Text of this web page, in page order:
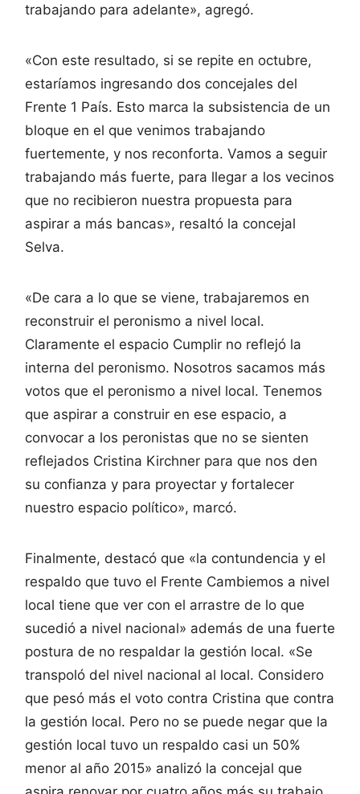
trabajando para adelante», agregó.
«Con este resultado, si se repite en octubre,
estaríamos ingresando dos concejales del
Frente 1 País. Esto marca la subsistencia de un
bloque en el que venimos trabajando
fuertemente, y nos reconforta. Vamos a seguir
trabajando más fuerte, para llegar a los vecinos
que no recibieron nuestra propuesta para
aspirar a más bancas», resaltó la concejal
Selva.
«De cara a lo que se viene, trabajaremos en
reconstruir el peronismo a nivel local.
Claramente el espacio Cumplir no reflejó la
interna del peronismo. Nosotros sacamos más
votos que el peronismo a nivel local. Tenemos
que aspirar a construir en ese espacio, a
convocar a los peronistas que no se sienten
reflejados Cristina Kirchner para que nos den
su confianza y para proyectar y fortalecer
nuestro espacio político», marcó.
Finalmente, destacó que «la contundencia y el
respaldo que tuvo el Frente Cambiemos a nivel
local tiene que ver con el arrastre de lo que
sucedió a nivel nacional» además de una fuerte
postura de no respaldar la gestión local. «Se
transpoló del nivel nacional al local. Considero
que pesó más el voto contra Cristina que contra
la gestión local. Pero no se puede negar que la
gestión local tuvo un respaldo casi un 50%
menor al año 2015» analizó la concejal que